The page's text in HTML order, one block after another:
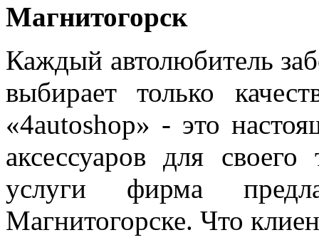
Магнитогорск
Каждый автолюбитель
выбирает только
«4autoshop» - это
аксессуаров для
услуги фирма
Магнитогорске. Что